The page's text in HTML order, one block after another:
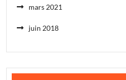
mars 2021
juin 2018